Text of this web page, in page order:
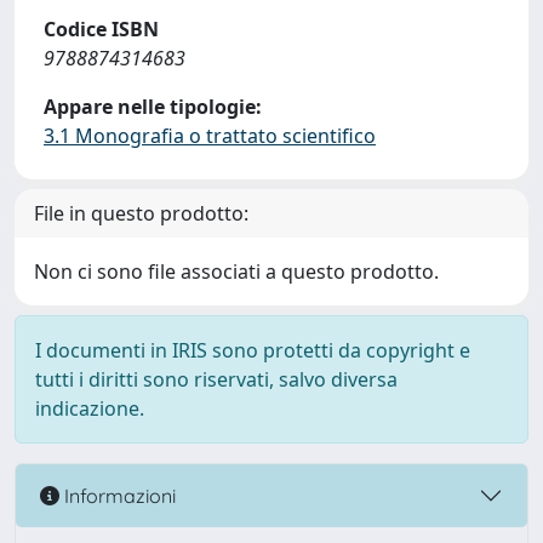
Codice ISBN
9788874314683
Appare nelle tipologie:
3.1 Monografia o trattato scientifico
File in questo prodotto:
Non ci sono file associati a questo prodotto.
I documenti in IRIS sono protetti da copyright e
tutti i diritti sono riservati, salvo diversa
indicazione.
Informazioni